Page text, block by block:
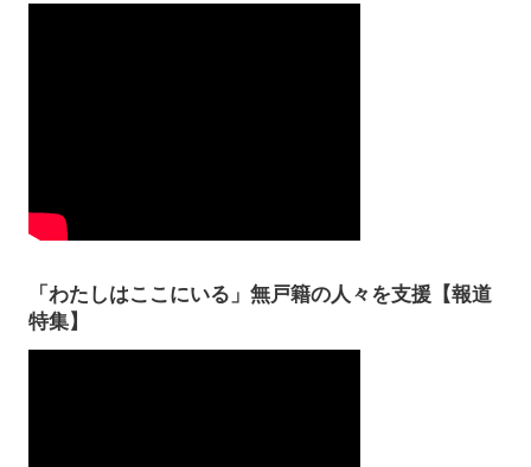
「わたしはここにいる」無戸籍の人々を支援【報道
特集】